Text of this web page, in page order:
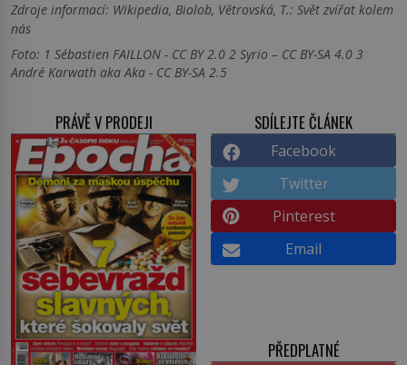
Zdroje informací: Wikipedia, Biolob, Větrovská, T.: Svět zvířat kolem
nás
Foto: 1 Sébastien FAILLON - CC BY 2.0 2 Syrio – CC BY-SA 4.0 3
André Karwath aka Aka - CC BY-SA 2.5
PRÁVĚ V PRODEJI SDÍLEJTE ČLÁNEK
Facebook
Twitter
Pinterest
Email
PŘEDPLATNÉ